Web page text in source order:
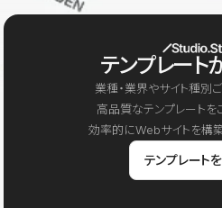
テンプレート
業種・業界やサイト種別
高品質なテンプレートを
効率的にWebサイトを構築
テンプレート